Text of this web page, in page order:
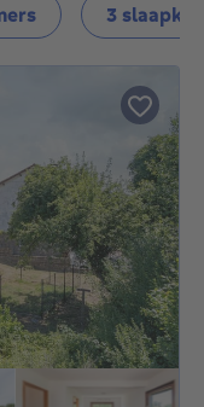
3